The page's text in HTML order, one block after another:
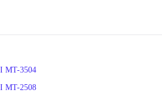
MT-3504
MT-2508